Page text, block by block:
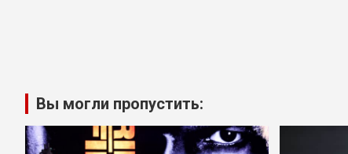
Вы могли пропустить: